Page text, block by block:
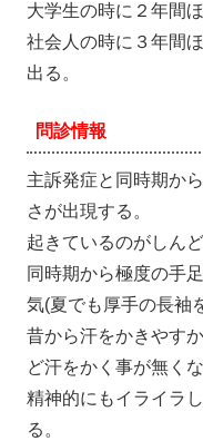
大学生の時に２年間
社会人の時に３年間
出る。
問診情報
主訴発症と同時期か
さが出現する。
起きているのがしん
同時期から極度の手
気(夏でも厚手の長袖
昔から汗をかきやす
ど汗をかく事が無くな
精神的にもイライラ
る。